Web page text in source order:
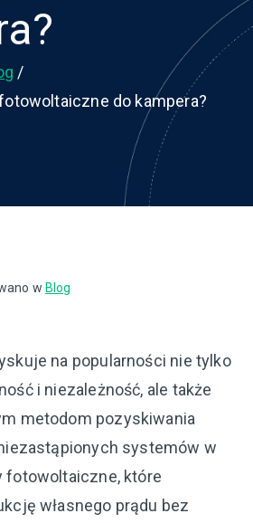
do kampera?
w Blog
na popularności nie tylko
i niezależność, ale także
metodom pozyskiwania
systemów w
fotowoltaiczne, które
własnego prądu bez